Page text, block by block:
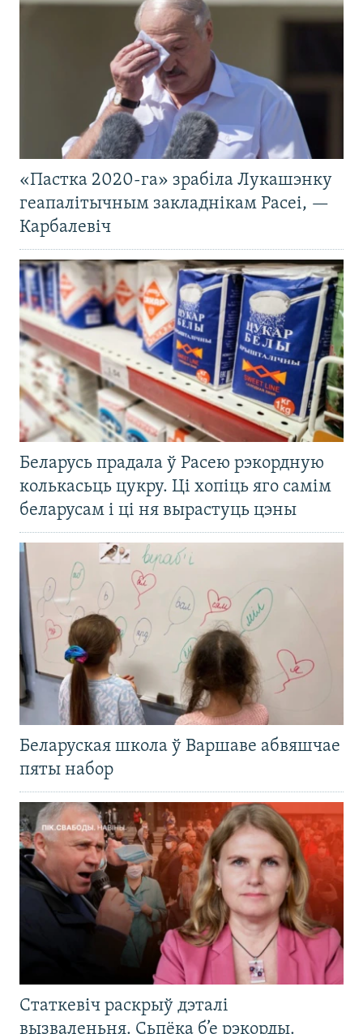
«Пастка 2020-га» зрабіла Лукашэнку
геапалітычным закладнікам Расеі, —
Карбалевіч
Беларусь прадала ў Расею рэкордную
колькасьць цукру. Ці хопіць яго самім
беларусам і ці ня вырастуць цэны
Беларуская школа ў Варшаве абвяшчае
пяты набор
Статкевіч раскрыў дэталі
вызваленьня. Сьпёка б’е рэкорды.